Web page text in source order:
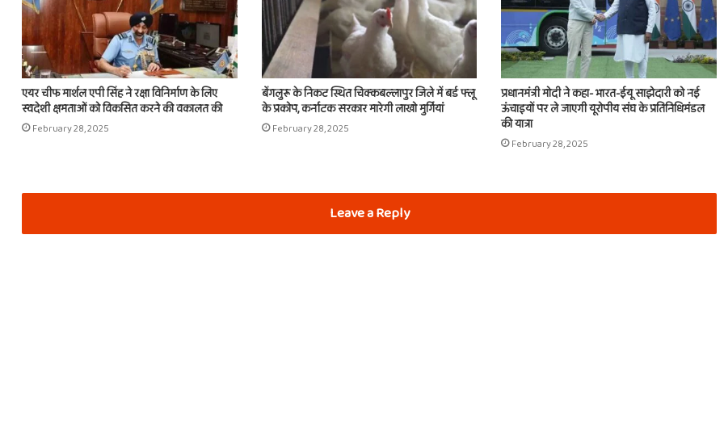
एयर चीफ मार्शल एपी सिंह ने रक्षा विनिर्माण के लिए
स्वदेशी क्षमताओं को विकसित करने की वकालत की
February 28, 2025
बेंगलुरू के निकट स्थित चिक्कबल्लापुर जिले में बर्ड फ्लू
के प्रकोप, कर्नाटक सरकार मारेगी लाखो मुर्गियां
February 28, 2025
प्रधानमंत्री मोदी ने कहा- भारत-ईयू साझेदारी को नई
ऊंचाइयों पर ले जाएगी यूरोपीय संघ के प्रतिनिधिमंडल
की यात्रा
February 28, 2025
Leave a Reply